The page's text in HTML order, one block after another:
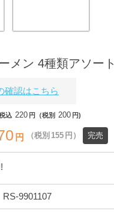
メン 4種類アソート
確認はこちら
込 220 円（税別 200 円)
円 （税別 155 円） 完売
RS-9901107